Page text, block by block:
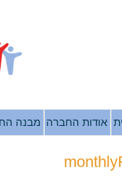
אודות החברה מבנה